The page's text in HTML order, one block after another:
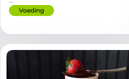
Voeding